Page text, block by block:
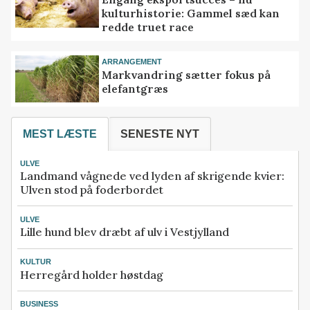
kulturhistorie: Gammel sæd kan
redde truet race
ARRANGEMENT
Markvandring sætter fokus på
elefantgræs
MEST LÆSTE SENESTE NYT
ULVE
Landmand vågnede ved lyden af skrigende kvier:
Ulven stod på foderbordet
ULVE
Lille hund blev dræbt af ulv i Vestjylland
KULTUR
Herregård holder høstdag
BUSINESS